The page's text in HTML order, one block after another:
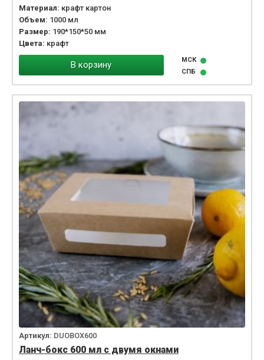
Материал: крафт картон
Объем: 1000 мл
Размер: 190*150*50 мм
Цвета: крафт
В корзину
МСК
СПБ
Артикул: DUOBOX600
Ланч-бокс 600 мл с двумя окнами